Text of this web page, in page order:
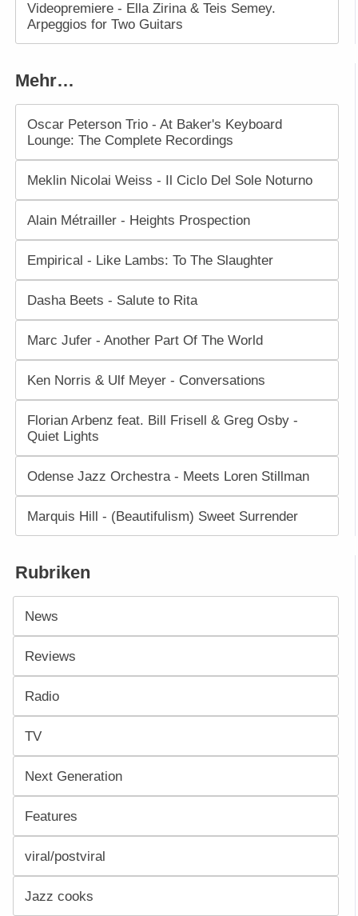
Videopremiere - Ella Zirina & Teis Semey.
Arpeggios for Two Guitars
Mehr…
Oscar Peterson Trio - At Baker's Keyboard
Lounge: The Complete Recordings
Meklin Nicolai Weiss - Il Ciclo Del Sole Noturno
Alain Métrailler - Heights Prospection
Empirical - Like Lambs: To The Slaughter
Dasha Beets - Salute to Rita
Marc Jufer - Another Part Of The World
Ken Norris & Ulf Meyer - Conversations
Florian Arbenz feat. Bill Frisell & Greg Osby -
Quiet Lights
Odense Jazz Orchestra - Meets Loren Stillman
Marquis Hill - (Beautifulism) Sweet Surrender
Rubriken
News
Reviews
Radio
TV
Next Generation
Features
viral/postviral
Jazz cooks